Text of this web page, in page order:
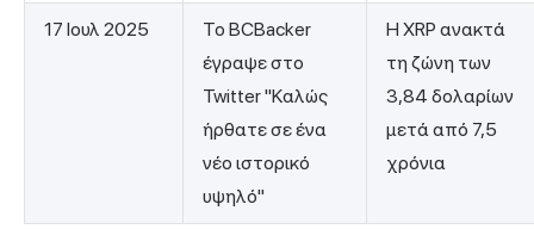
17 Ιουλ 2025
Το BCBacker
έγραψε στο
Twitter "Καλώς
ήρθατε σε ένα
νέο ιστορικό
υψηλό"
Η XRP ανακτά
τη ζώνη των
3,84 δολαρίων
μετά από 7,5
χρόνια